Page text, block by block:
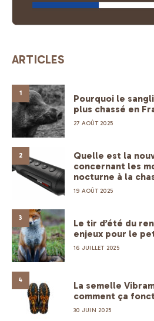
ARTICLES
1
Pourquoi le
plus chassé en
27 AOÛT 2025
2
Quelle est la
concernant les
nocturne à la
19 AOÛT 2025
3
Le tir d’été du
enjeux pour le
16 JUILLET 2025
4
La semelle
comment ça
30 JUIN 2025